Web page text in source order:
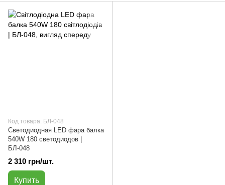
Код товара: БЛ-048
Светодиодная LED фара балка
540W 180 светодиодов |
БЛ-048
2 310 грн/шт.
Купить